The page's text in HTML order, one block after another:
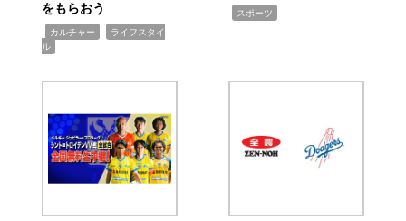
をもらおう
カルチャー
ライフスタイ
ル
スポーツ